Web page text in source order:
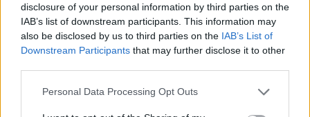
disclosure of your personal information by third parties on the
IAB’s list of downstream participants. This information may
also be disclosed by us to third parties on the IAB’s List of
Downstream Participants that may further disclose it to other
Personal Data Processing Opt Outs